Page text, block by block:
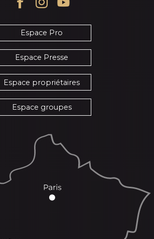
Espace Pro
Espace Presse
Espace propriétaires
Espace groupes